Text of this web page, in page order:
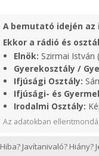
A bemutató idején az
Ekkor a rádió és
Elnök: Szirmai István
Gyerekosztály /
Ifjúsági Osztály:
Ifjúsági- és
Irodalmi Osztály:
Az adatokban
Hiba? Javítanivaló?